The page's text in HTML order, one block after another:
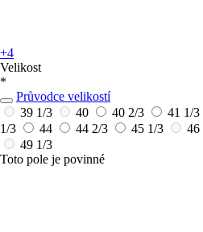
+4
Velikost
*
Průvodce velikostí
39 1/3
40 40 2/3 41 1/3
1/3
44 44 2/3 45 1/3 46
49 1/3
Toto pole je povinné